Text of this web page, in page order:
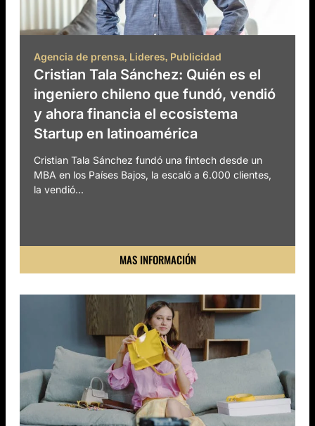
Agencia de prensa, Lideres, Publicidad
Cristian Tala Sánchez: Quién es el
ingeniero chileno que fundó, vendió
y ahora financia el ecosistema
Startup en latinoamérica
Cristian Tala Sánchez fundó una fintech desde un
MBA en los Países Bajos, la escaló a 6.000 clientes,
la vendió...
MAS INFORMACIÓN